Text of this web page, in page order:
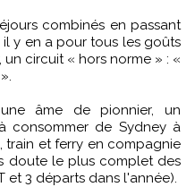
combinés en passant
y en a pour tous les goûts
un circuit « hors norme » : «
âme de pionnier, un
consommer de Sydney à
train et ferry en compagnie
doute le plus complet des
et 3 départs dans l'année).